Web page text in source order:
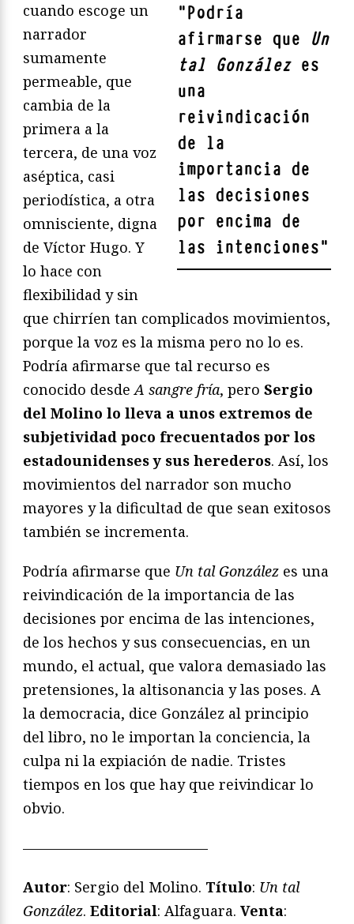
"Podría
afirmarse que Un
tal Gonzálezes
una
reivindicación
de la
importancia de
las decisiones
por encima de
las intenciones"
cuando escoge un
narrador
sumamente
permeable, que
cambia de la
primera a la
tercera, de una voz
aséptica, casi
periodística, a otra
omnisciente, digna
de Víctor Hugo. Y
lo hace con
flexibilidad y sin
que chirríen tan complicados movimientos,
porque la voz es la misma pero no lo es.
Podría afirmarse que tal recurso es
conocido desdeA sangre fría, pero Sergio
del Molino lo lleva a unos extremos de
subjetividad poco frecuentados por los
estadounidenses y sus herederos. Así, los
movimientos del narrador son mucho
mayores y la dificultad de que sean exitosos
también se incrementa.
Podría afirmarse que Un tal González es una
reivindicación de la importancia de las
decisiones por encima de las intenciones,
de los hechos y sus consecuencias, en un
mundo, el actual, que valora demasiado las
pretensiones, la altisonancia y las poses. A
la democracia, dice González al principio
del libro, no le importan la conciencia, la
culpa ni la expiación de nadie. Tristes
tiempos en los que hay que reivindicar lo
obvio.
—————————————
Autor: Sergio del Molino. Título: Un tal
González. Editorial: Alfaguara. Venta: